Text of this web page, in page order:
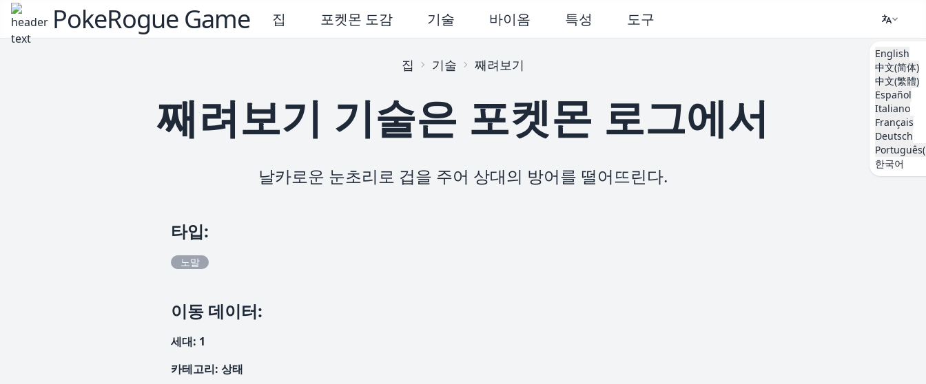
PokeRogue Game 집 포켓몬 도감 기술 바이옴 특성 도구
English
中文(简体)
中文(繁體)
Español
Italiano
Français
Deutsch
한국어
집 기술 째려보기
째려보기 기술은 포켓몬 로그에서
날카로운 눈초리로 겁을 주어 상대의 방어를 떨어뜨린다.
타입:
노말
이동 데이터:
세대: 1
카테고리: 상태